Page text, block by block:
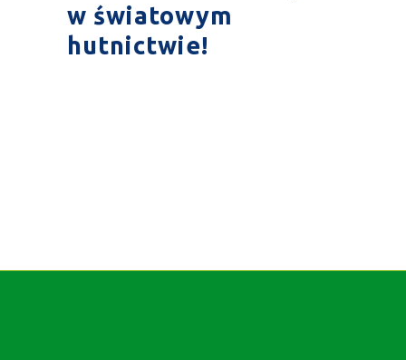
w światowym
hutnictwie!